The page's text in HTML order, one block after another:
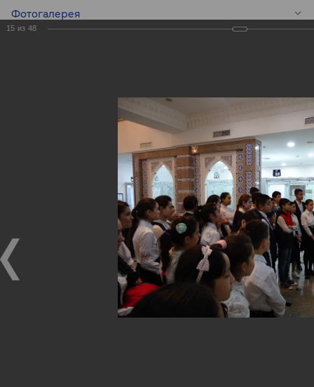
Фотогалерея
Экскурсия для
школьников в
филиалах ASIA
ALLIANCE BANK в
преддверии
Всемирной Недели
Денег (GMW)
15 из 48